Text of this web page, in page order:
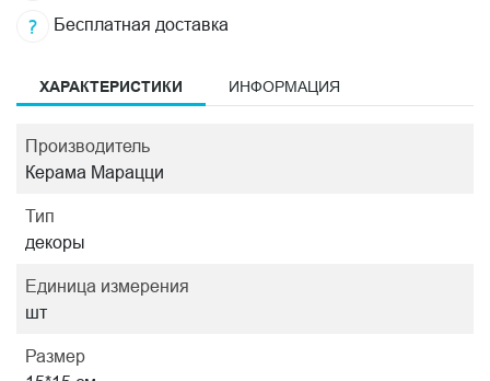
Бесплатная доставка
ХАРАКТЕРИСТИКИ ИНФОРМАЦИЯ
Производитель
Керама Марацци
Тип
декоры
Единица измерения
шт
Размер